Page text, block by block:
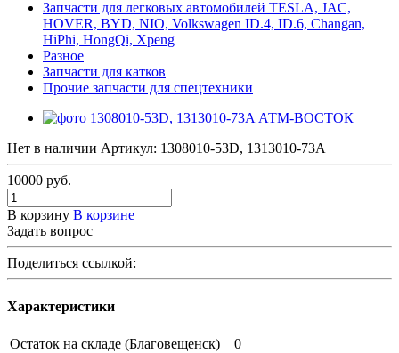
Запчасти для легковых автомобилей TESLA, JAC,
HOVER, BYD, NIO, Volkswagen ID.4, ID.6, Changan,
HiPhi, HongQi, Xpeng
Разное
Запчасти для катков
Прочие запчасти для спецтехники
Нет в наличии Артикул: 1308010-53D, 1313010-73A
10000 руб.
В корзину В корзине
Задать вопрос
Поделиться ссылкой:
Характеристики
Остаток на складе (Благовещенск)
0